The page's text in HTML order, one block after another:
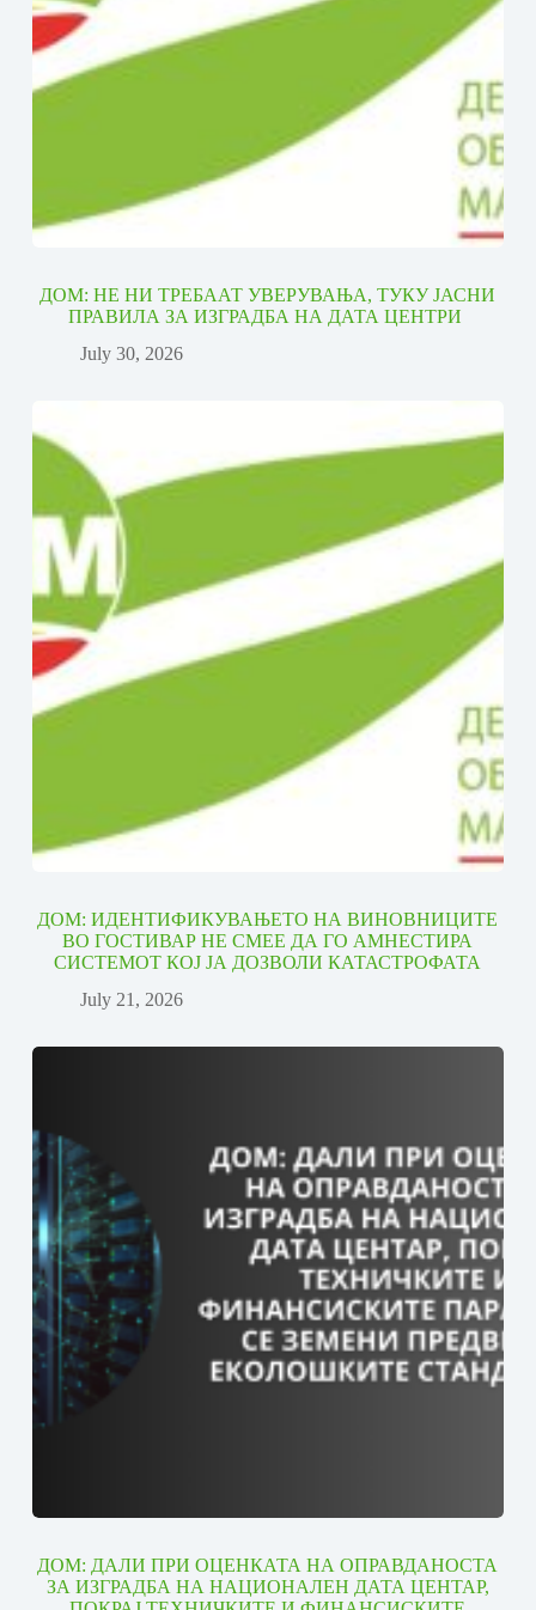
ДОМ: НЕ НИ ТРЕБААТ УВЕРУВАЊА, ТУКУ ЈАСНИ
ПРАВИЛА ЗА ИЗГРАДБА НА ДАТА ЦЕНТРИ
July 30, 2026
ДОМ: ИДЕНТИФИКУВАЊЕТО НА ВИНОВНИЦИТЕ
ВО ГОСТИВАР НЕ СМЕЕ ДА ГО АМНЕСТИРА
СИСТЕМОТ КОЈ ЈА ДОЗВОЛИ КАТАСТРОФАТА
July 21, 2026
ДОМ: ДАЛИ ПРИ ОЦЕНКАТА НА ОПРАВДАНОСТА
ЗА ИЗГРАДБА НА НАЦИОНАЛЕН ДАТА ЦЕНТАР,